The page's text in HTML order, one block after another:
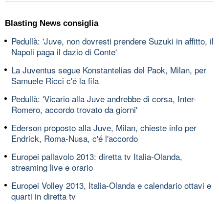
Blasting News consiglia
Pedullà: 'Juve, non dovresti prendere Suzuki in affitto, il
Napoli paga il dazio di Conte'
La Juventus segue Konstantelias del Paok, Milan, per
Samuele Ricci c'é la fila
Pedullà: 'Vicario alla Juve andrebbe di corsa, Inter-
Romero, accordo trovato da giorni'
Ederson proposto alla Juve, Milan, chieste info per
Endrick, Roma-Nusa, c'é l'accordo
Europei pallavolo 2013: diretta tv Italia-Olanda,
streaming live e orario
Europei Volley 2013, Italia-Olanda e calendario ottavi e
quarti in diretta tv